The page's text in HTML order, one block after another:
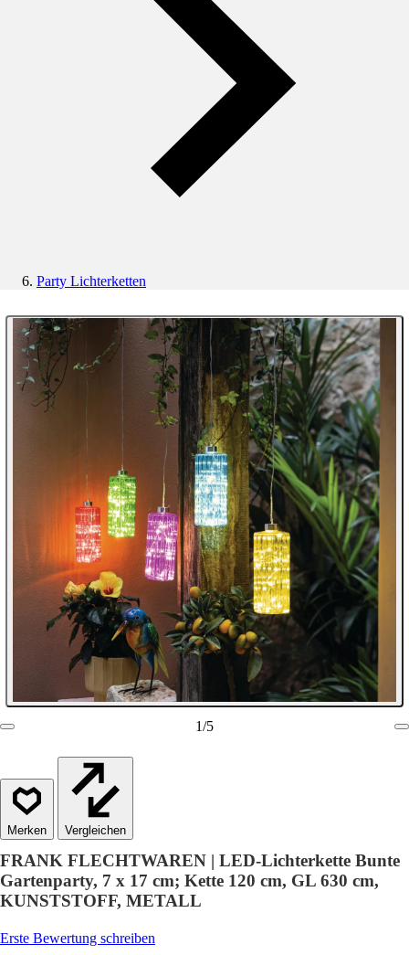
Party Lichterketten
1/5
Vergleichen
FRANK FLECHTWAREN | LED-Lichterkette Bunte
Gartenparty, 7 x 17 cm; Kette 120 cm, GL 630 cm,
KUNSTSTOFF, METALL
Erste Bewertung schreiben